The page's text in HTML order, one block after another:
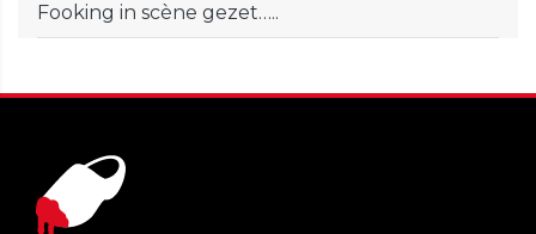
Fooking in scène gezet…..